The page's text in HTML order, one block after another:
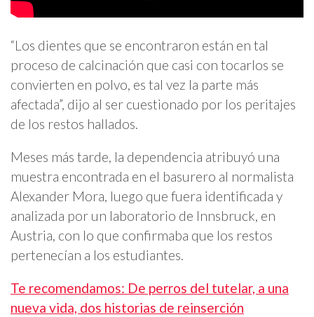
“Los dientes que se encontraron están en tal
proceso de calcinación que casi con tocarlos se
convierten en polvo, es tal vez la parte más
afectada”, dijo al ser cuestionado por los peritajes
de los restos hallados.
Meses más tarde, la dependencia atribuyó una
muestra encontrada en el basurero al normalista
Alexander Mora, luego que fuera identificada y
analizada por un laboratorio de Innsbruck, en
Austria, con lo que confirmaba que los restos
pertenecían a los estudiantes.
Te recomendamos: De perros del tutelar, a una
nueva vida, dos historias de reinserción